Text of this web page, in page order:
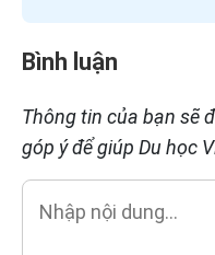
Bình luận
Thông tin của bạn sẽ
góp ý để giúp Du học